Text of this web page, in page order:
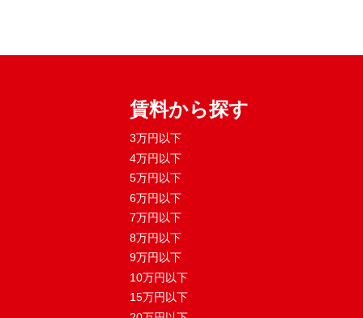
賃料から探す
3万円以下
4万円以下
5万円以下
6万円以下
7万円以下
8万円以下
9万円以下
10万円以下
15万円以下